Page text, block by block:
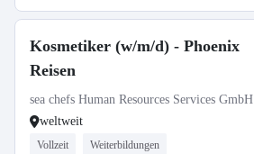
Kosmetiker (w/m/d) - Phoenix
Reisen
sea chefs Human Resources Services GmbH
weltweit
Vollzeit Weiterbildungen